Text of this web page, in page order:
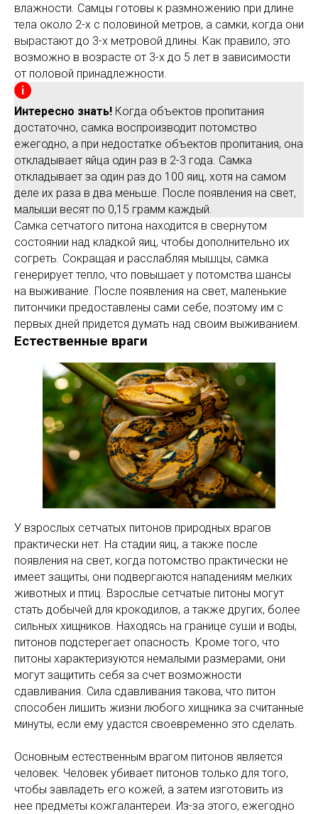
влажности. Самцы готовы к размножению при длине
тела около 2-х с половиной метров, а самки, когда они
вырастают до 3-х метровой длины. Как правило, это
возможно в возрасте от 3-х до 5 лет в зависимости
от половой принадлежности.
Интересно знать! Когда объектов пропитания
достаточно, самка воспроизводит потомство
ежегодно, а при недостатке объектов пропитания, она
откладывает яйца один раз в 2-3 года. Самка
откладывает за один раз до 100 яиц, хотя на самом
деле их раза в два меньше. После появления на свет,
малыши весят по 0,15 грамм каждый.
Самка сетчатого питона находится в свернутом
состоянии над кладкой яиц, чтобы дополнительно их
согреть. Сокращая и расслабляя мышцы, самка
генерирует тепло, что повышает у потомства шансы
на выживание. После появления на свет, маленькие
питончики предоставлены сами себе, поэтому им с
первых дней придется думать над своим выживанием.
Естественные враги
У взрослых сетчатых питонов природных врагов
практически нет. На стадии яиц, а также после
появления на свет, когда потомство практически не
имеет защиты, они подвергаются нападениям мелких
животных и птиц. Взрослые сетчатые питоны могут
стать добычей для крокодилов, а также других, более
сильных хищников. Находясь на границе суши и воды,
питонов подстерегает опасность. Кроме того, что
питоны характеризуются немалыми размерами, они
могут защитить себя за счет возможности
сдавливания. Сила сдавливания такова, что питон
способен лишить жизни любого хищника за считанные
минуты, если ему удастся своевременно это сделать.
Основным естественным врагом питонов является
человек. Человек убивает питонов только для того,
чтобы завладеть его кожей, а затем изготовить из
нее предметы кожгалантереи. Из-за этого, ежегодно